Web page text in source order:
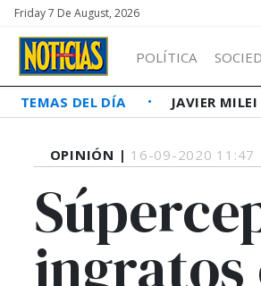
Friday 7 De August, 2026
POLÍTICA
TEMAS DEL DÍA JAVIER MILEI
OPINIÓN | 16-09-2020 11:47
ingratos